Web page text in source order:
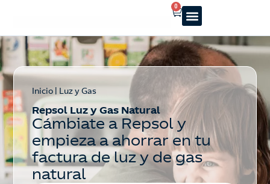
0
Inicio | Luz y Gas
Repsol Luz y Gas Natural
Cámbiate a Repsol y
empieza a ahorrar en tu
factura de luz y de gas
natural